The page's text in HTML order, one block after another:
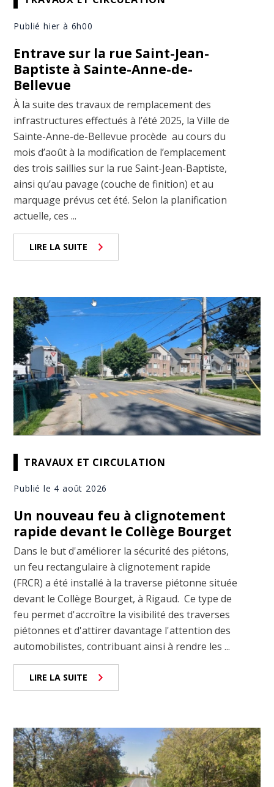
Publié hier à 6h00
Entrave sur la rue Saint-Jean-
Baptiste à Sainte-Anne-de-
Bellevue
À la suite des travaux de remplacement des
infrastructures effectués à l’été 2025, la Ville de
Sainte-Anne-de-Bellevue procède au cours du
mois d’août à la modification de l’emplacement
des trois saillies sur la rue Saint-Jean-Baptiste,
ainsi qu’au pavage (couche de finition) et au
marquage prévus cet été. Selon la planification
actuelle, ces ...
LIRE LA SUITE
TRAVAUX ET CIRCULATION
Publié le 4 août 2026
Un nouveau feu à clignotement
rapide devant le Collège Bourget
Dans le but d'améliorer la sécurité des piétons,
un feu rectangulaire à clignotement rapide
(FRCR) a été installé à la traverse piétonne située
devant le Collège Bourget, à Rigaud. Ce type de
feu permet d'accroître la visibilité des traverses
piétonnes et d'attirer davantage l'attention des
automobilistes, contribuant ainsi à rendre les ...
LIRE LA SUITE